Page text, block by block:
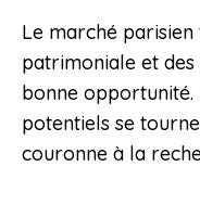
Le marché
patrimoniale et
bonne opportunité.
potentiels se
couronne à la